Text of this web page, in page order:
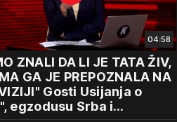
04:58
ZNALI DA LI JE TATA ŽIV,
GA JE PREPOZNALA NA
Gosti Usijanja o
egzodusu Srba i